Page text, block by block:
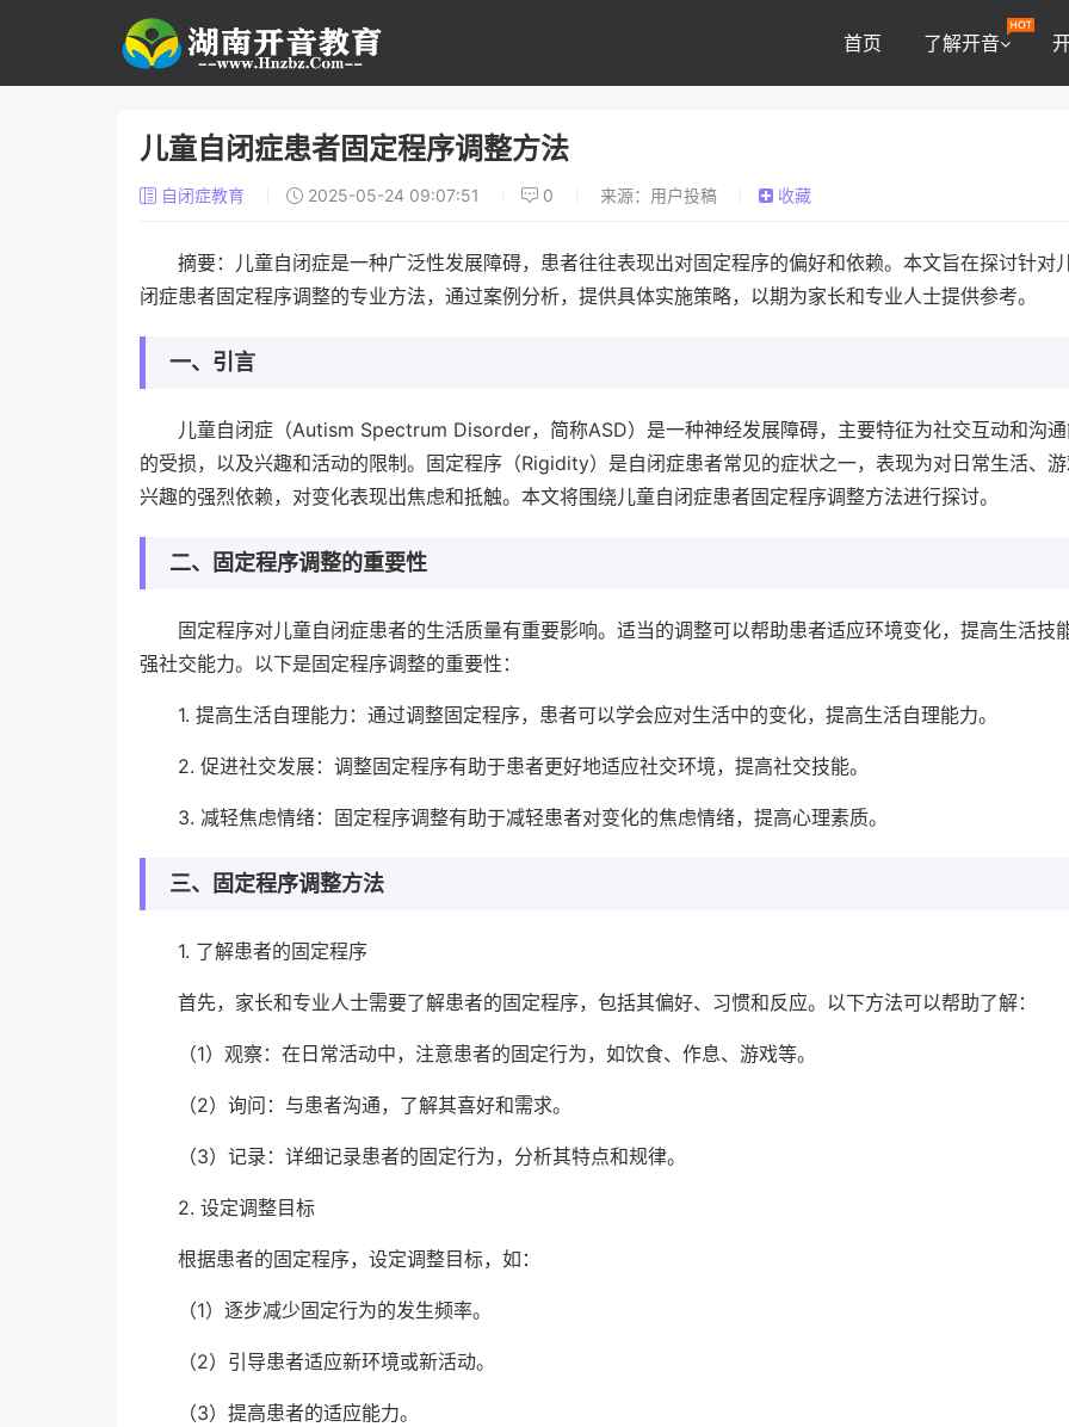
首页 了解开音
儿童自闭症患者固定程序调整方法
自闭症教育 2025-05-24 09:07:51 0 来源：用户投稿 收藏
摘要：儿童自闭症是一种广泛性发展障碍，患者往往表现出对固定程序的偏好和依赖。本文旨在探讨针对
闭症患者固定程序调整的专业方法，通过案例分析，提供具体实施策略，以期为家长和专业人士提供参考。
一、引言
儿童自闭症（Autism Spectrum Disorder，简称ASD）是一种神经发展障碍，主要特征为社交互动和沟
的受损，以及兴趣和活动的限制。固定程序（Rigidity）是自闭症患者常见的症状之一，表现为对日常生活、
兴趣的强烈依赖，对变化表现出焦虑和抵触。本文将围绕儿童自闭症患者固定程序调整方法进行探讨。
二、固定程序调整的重要性
固定程序对儿童自闭症患者的生活质量有重要影响。适当的调整可以帮助患者适应环境变化，提高生活技
强社交能力。以下是固定程序调整的重要性：
1. 提高生活自理能力：通过调整固定程序，患者可以学会应对生活中的变化，提高生活自理能力。
2. 促进社交发展：调整固定程序有助于患者更好地适应社交环境，提高社交技能。
3. 减轻焦虑情绪：固定程序调整有助于减轻患者对变化的焦虑情绪，提高心理素质。
三、固定程序调整方法
1. 了解患者的固定程序
首先，家长和专业人士需要了解患者的固定程序，包括其偏好、习惯和反应。以下方法可以帮助了解：
（1）观察：在日常活动中，注意患者的固定行为，如饮食、作息、游戏等。
（2）询问：与患者沟通，了解其喜好和需求。
（3）记录：详细记录患者的固定行为，分析其特点和规律。
2. 设定调整目标
根据患者的固定程序，设定调整目标，如：
（1）逐步减少固定行为的发生频率。
（2）引导患者适应新环境或新活动。
（3）提高患者的适应能力。